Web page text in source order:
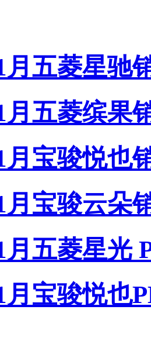
月五菱星驰
月五菱缤果
月宝骏悦也
月宝骏云朵
月五菱星光
月宝骏悦也